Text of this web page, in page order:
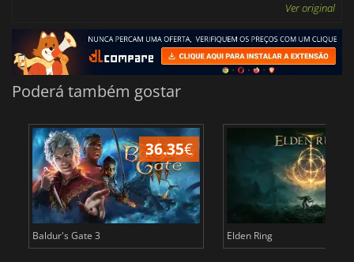
Ver original
Poderá também gostar
36.35€
Baldur's Gate 3 Elden Ring